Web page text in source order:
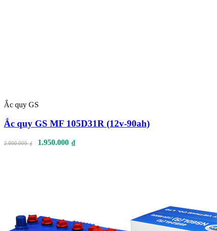
Ắc quy GS
Ắc quy GS MF 105D31R (12v-90ah)
2.000.000 ₫ 1.950.000 ₫